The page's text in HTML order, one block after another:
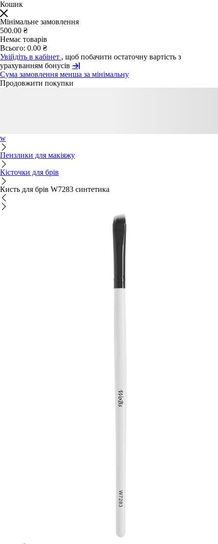
Кошик
Мінімальне замовлення
500.00 ₴
Немає товарів
Всього: 0.00 ₴
Увійдіть в кабінет , щоб побачити остаточну вартість з
урахуванням бонусів
Сума замовлення менша за мінімальну
Продовжити покупки
w
Пензлики для макіяжу
Кісточки для брів
Кисть для брів W7283 синтетика